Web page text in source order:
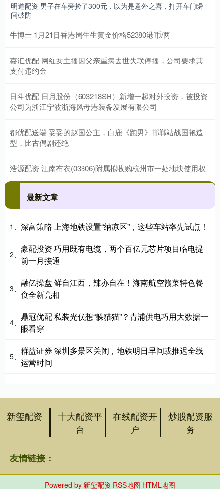
明道配资 男子在车旁捡了300元，以为是意外之喜，打开车门瞬
间破防
牛博士 1月21日香港周生生黄金价格52380港币/两
嘉汇优配 网红女主播因父亲重病去世失联停播，公司要求其
支付违约金
日斗优配 日月股份（603218SH）新增一起对外投资，被投资
公司为浙江宁波浙海风母港装备发展有限公司
都优配送端 妥妥的赵国公主，白鹿《跑男》邯郸站战国袍造
型，比古偶剧还绝
浩源配资 江南布衣(03306)附属拟收购杭州市一处地块使用权
最新文章
1、 深富策略 上海地铁设置“纳凉区”，这些车站率先试点！
2、
豪配投资 巧用既有电缆，两个百亿元芯片项目临电提
前一月接通
3、
融亿操盘 鲜自江西，辣亦自在！海南航空赣菜特色餐
食全新亮相
4、
鼎冠优配 私装光伏想“躲猫猫”？青浦供电巧用大数据一
眼看穿
5、
群益证券 深圳多景区关闭，地铁明日早间或推迟全线
运营时间
新玺配资
十大配资平
台
在线配资开
户
炒股配资服
务
友情链接：
Powered by 新玺配资 RSS地图 HTML地图